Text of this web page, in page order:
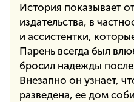
История показывает
издательства, в
и ассистентки,
Парень всегда был
бросил надежды
Внезапно он узнает,
разведена, ее дом